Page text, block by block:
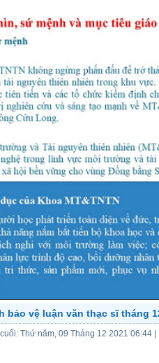
bảo vệ luận văn thạc sĩ tháng
Thứ năm, 09 Tháng 12 2021 06:44